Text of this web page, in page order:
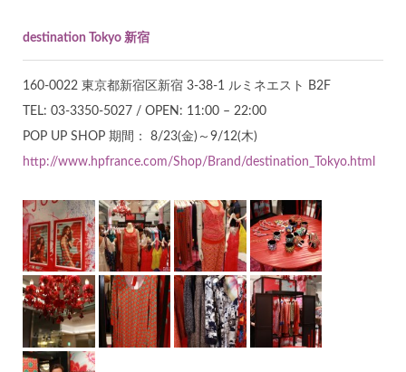
destination Tokyo 新宿
160-0022 東京都新宿区新宿 3-38-1 ルミネエスト B2F
TEL: 03-3350-5027 / OPEN: 11:00 – 22:00
POP UP SHOP 期間： 8/23(金)～9/12(木)
http://www.hpfrance.com/Shop/Brand/destination_Tokyo.html